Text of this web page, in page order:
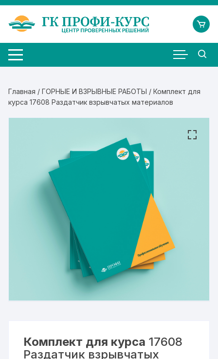
Перейти
содержимому
Главная /ГОРНЫЕ И ВЗРЫВНЫЕ РАБОТЫ / Комплект для
курса 17608 Раздатчик взрывчатых материалов
Комплект для курса 17608
Раздатчик взрывчатых